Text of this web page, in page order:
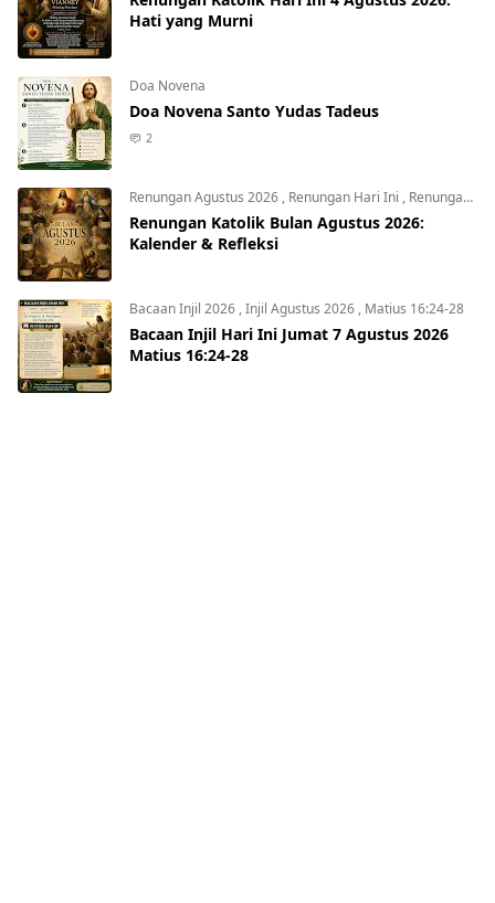
Hati yang Murni
Doa Novena
Doa Novena Santo Yudas Tadeus
2
Renungan Agustus 2026 , Renungan Hari Ini , Renungan harian
Renungan Katolik Bulan Agustus 2026:
Kalender & Refleksi
Bacaan Injil 2026 ,Injil Agustus 2026 , Matius 16:24-28
Bacaan Injil Hari Ini Jumat 7 Agustus 2026
Matius 16:24-28